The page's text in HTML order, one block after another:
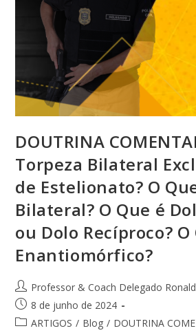
DOUTRINA
Torpeza Bilateral
de Estelionato? O
Bilateral? O Que é
ou Dolo Recíproco? O
Enantiomórfico?
Professor & Coach Delegado
8 de junho de 2024
ARTIGOS / Blog / DOUTRINA